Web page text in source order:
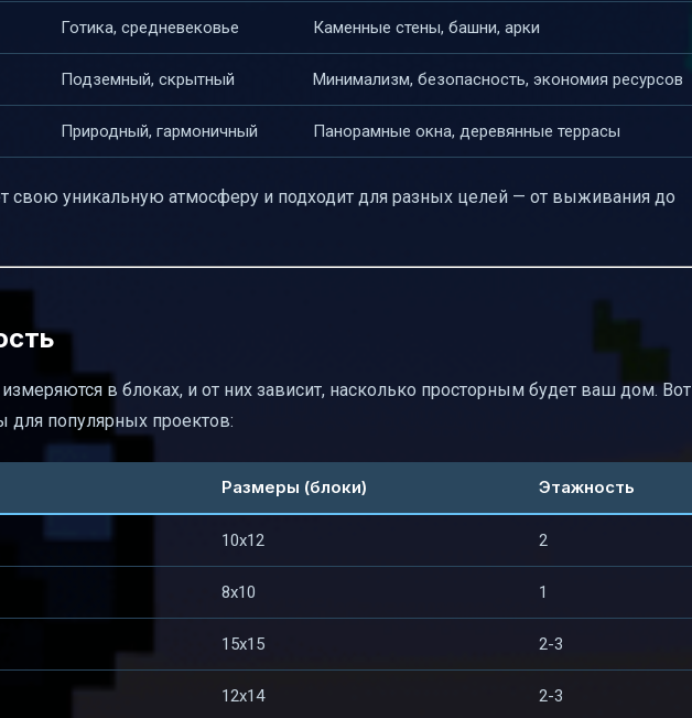
Готика, средневековье Каменные стены, башни, арки
Подземный, скрытный Минимализм, безопасность, экономия ресурсов
Природный, гармоничный Панорамные окна, деревянные террасы
свою уникальную атмосферу и подходит для разных целей — от выживания до
в блоках, и от них зависит, насколько просторным будет ваш дом. Вот
для популярных проектов:
Размеры (блоки) Этажность
10x12 2
8x10 1
15x15 2-3
12x14 2-3